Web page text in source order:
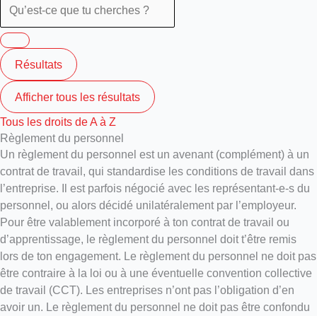
Résultats
Afficher tous les résultats
Tous les droits de A à Z
Règlement du personnel
Un règlement du personnel est un avenant (complément) à un
contrat de travail, qui standardise les conditions de travail dans
l’entreprise. Il est parfois négocié avec les représentant-e-s du
personnel, ou alors décidé unilatéralement par l’employeur.
Pour être valablement incorporé à ton contrat de travail ou
d’apprentissage, le règlement du personnel doit t’être remis
lors de ton engagement. Le règlement du personnel ne doit pas
être contraire à la loi ou à une éventuelle convention collective
de travail (CCT). Les entreprises n’ont pas l’obligation d’en
avoir un. Le règlement du personnel ne doit pas être confondu